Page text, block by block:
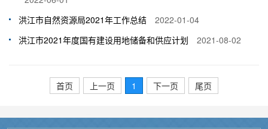
洪江市自然资源局2021年工作总结
2022-01-04
洪江市2021年度国有建设用地储备和供应计划
2021-08-02
首页 上一页 1 下一页 尾页